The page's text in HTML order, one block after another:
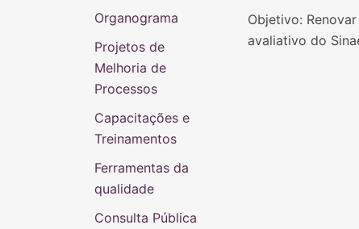
Objetivo:
avaliativo do
Organograma
Projetos de
Melhoria de
Processos
Capacitações e
Treinamentos
Ferramentas da
qualidade
Consulta Pública